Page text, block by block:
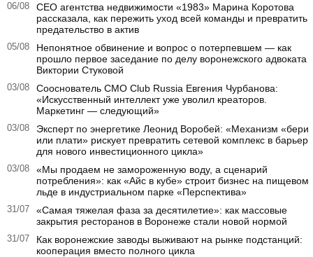
06/08
CEO агентства недвижимости «1983» Марина Коротова
рассказала, как пережить уход всей команды и превратить
предательство в актив
05/08
Непонятное обвинение и вопрос о потерпевшем — как
прошло первое заседание по делу воронежского адвоката
Виктории Стуковой
03/08
Сооснователь CMO Club Russia Евгения Чурбанова:
«Искусственный интеллект уже уволил креаторов.
Маркетинг — следующий»
03/08
Эксперт по энергетике Леонид Воробей: «Механизм «бери
или плати» рискует превратить сетевой комплекс в барьер
для нового инвестиционного цикла»
03/08
«Мы продаем не замороженную воду, а сценарий
потребления»: как «Айс в кубе» строит бизнес на пищевом
льде в индустриальном парке «Перспектива»
31/07
«Самая тяжелая фаза за десятилетие»: как массовые
закрытия ресторанов в Воронеже стали новой нормой
31/07
Как воронежские заводы выживают на рынке подстанций:
кооперация вместо полного цикла